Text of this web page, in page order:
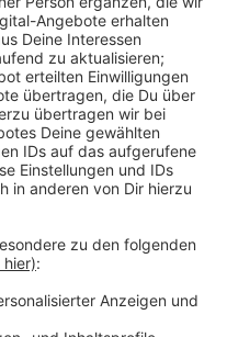
Jahr dort war,
eigentlich der
mal zu
durch 'The Voice'
sind, mit meiner